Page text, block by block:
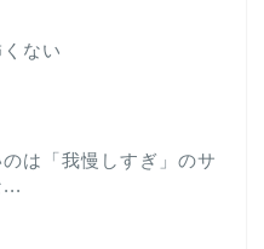
ない
は「我慢しすぎ」のサ
...